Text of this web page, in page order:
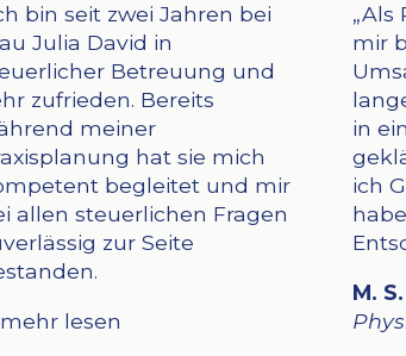
bin seit zwei Jahren bei
Julia David in
Betreuung und
zufrieden. Bereits
meiner
hat sie mich
begleitet und mir
allen steuerlichen Fragen
zur Seite
mehr lesen
„Als
mir
in
ich
M. S.